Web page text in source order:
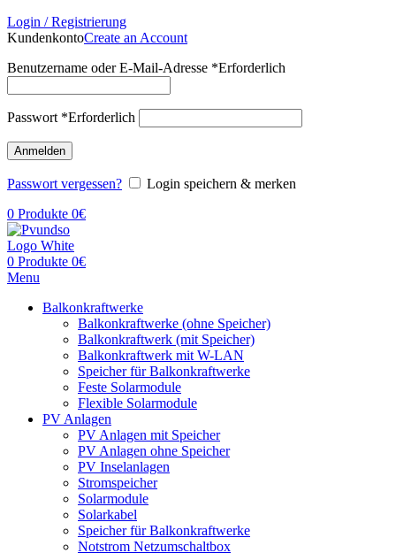
Login / Registrierung
KundenkontoCreate an Account
Benutzername oder E-Mail-Adresse *Erforderlich
Passwort *Erforderlich
Anmelden
Passwort vergessen?
Login speichern & merken
0 Produkte 0€
0 Produkte 0€
Menu
Balkonkraftwerke
Balkonkraftwerke (ohne Speicher)
Balkonkraftwerk (mit Speicher)
Balkonkraftwerk mit W-LAN
Speicher für Balkonkraftwerke
Feste Solarmodule
Flexible Solarmodule
PV Anlagen
PV Anlagen mit Speicher
PV Anlagen ohne Speicher
PV Inselanlagen
Stromspeicher
Solarmodule
Solarkabel
Speicher für Balkonkraftwerke
Notstrom Netzumschaltbox